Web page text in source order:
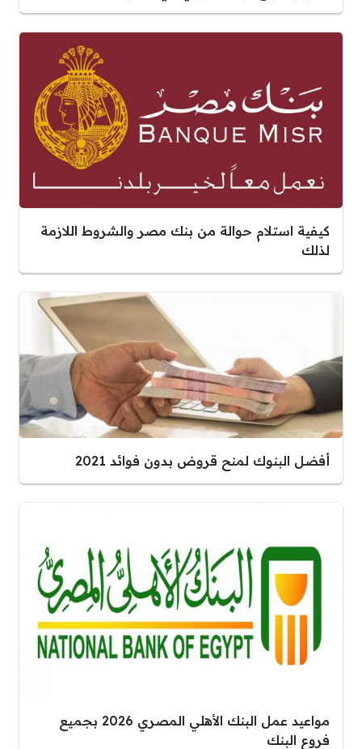
كيفية استلام حوالة من بنك مصر والشروط اللازمة
لذلك
أفضل البنوك لمنح قروض بدون فوائد 2021
مواعيد عمل البنك الأهلي المصري 2026 بجميع
فروع البنك